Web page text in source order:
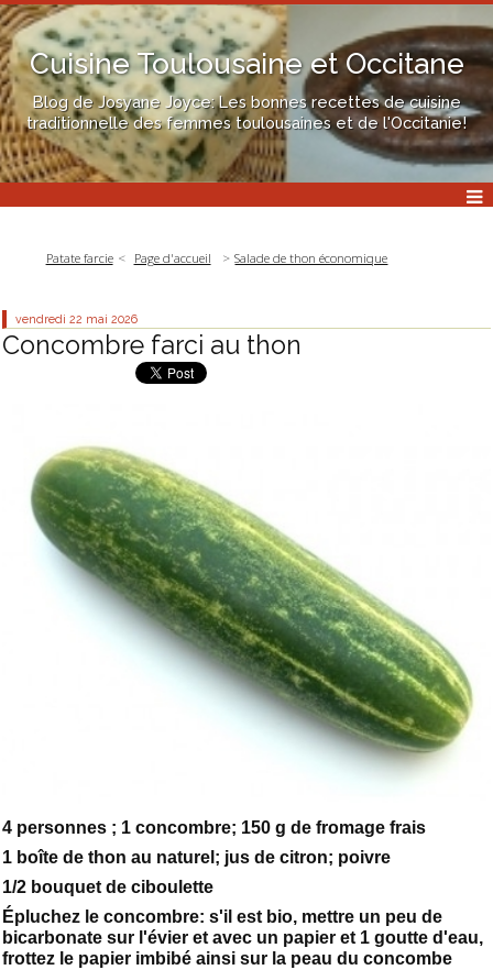
Cuisine Toulousaine et Occitane
Blog de Josyane Joyce: Les bonnes recettes de cuisine
traditionnelle des femmes toulousaines et de l'Occitanie!
Patate farcie Page d'accueil Salade de thon économique
vendredi 22 mai 2026
Concombre farci au thon
4 personnes ; 1 concombre; 150 g de fromage frais
1 boîte de thon au naturel; jus de citron; poivre
1/2 bouquet de ciboulette
Épluchez le concombre: s'il est bio, mettre un peu de
bicarbonate sur l'évier et avec un papier et 1 goutte d'eau,
frottez le papier imbibé ainsi sur la peau du concombe